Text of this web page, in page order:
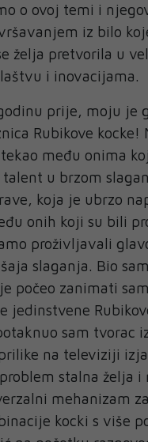
o ovoj temi i
iz bilo
želja pretvorila u
i inovacijama.
prije, moju je
Rubikove kocke!
među onima
u brzom
koja je ubrzo
onih koji su bili
proživljavali
slaganja. Bio
počeo zanimati
jedinstvene
sam tvorac
na televiziji
stalna želja i
mehanizam
kocki s više